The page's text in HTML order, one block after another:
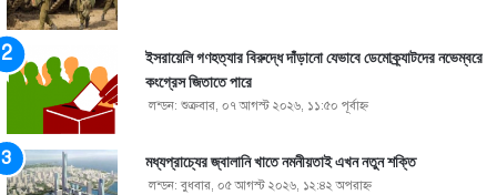
ইসরায়েলি গণহত্যার বিরুদ্ধে দাঁড়ানো যেভাবে ডেমোক্র্যাটদের নভেম্বরে
কংগ্রেস জিতাতে পারে
লন্ডন: শুক্রবার, ০৭ আগস্ট ২০২৬, ১১:৫০ পূর্বাহ্ণ
মধ্যপ্রাচ্যের জ্বালানি খাতে নমনীয়তাই এখন নতুন শক্তি
লন্ডন: বুধবার, ০৫ আগস্ট ২০২৬, ১২:৪২ অপরাহ্ণ